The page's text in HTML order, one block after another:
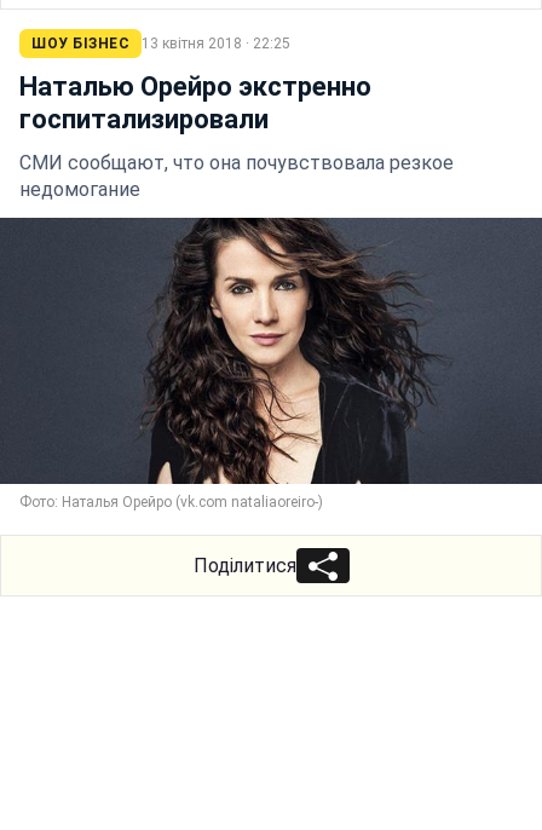
ШОУ БІЗНЕС 13 квітня 2018 · 22:25
Наталью Орейро экстренно
госпитализировали
СМИ сообщают, что она почувствовала резкое
недомогание
Фото: Наталья Орейро (vk.com nataliaoreiro-)
Поділитися